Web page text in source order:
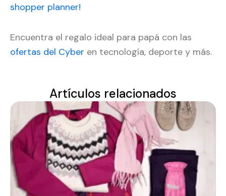
shopper planner!
Encuentra el regalo ideal para papá con las
ofertas del Cyber en tecnología, deporte y más.
Artículos relacionados